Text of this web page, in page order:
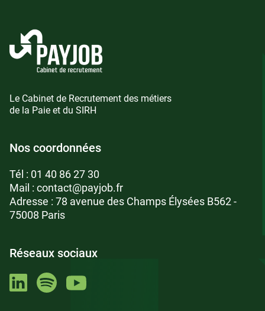
Le Cabinet de Recrutement des métiers
de la Paie et du SIRH
Nos coordonnées
Tél : 01 40 86 27 30
Mail : contact@payjob.fr
Adresse : 78 avenue des Champs Élysées B562 -
75008 Paris
Réseaux sociaux